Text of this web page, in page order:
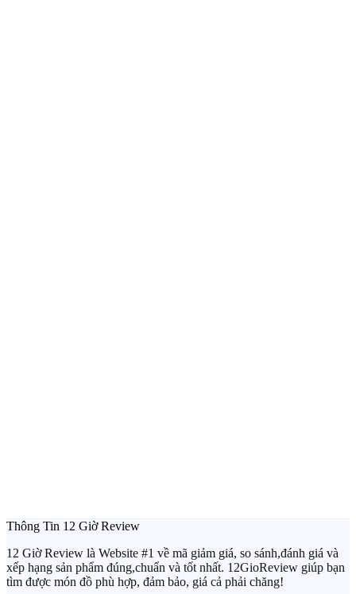
Thông Tin 12 Giờ Review
12 Giờ Review là Website #1 về mã giảm giá, so sánh,đánh giá và
xếp hạng sản phẩm đúng,chuẩn và tốt nhất. 12GioReview giúp bạn
tìm được món đồ phù hợp, đảm bảo, giá cả phải chăng!